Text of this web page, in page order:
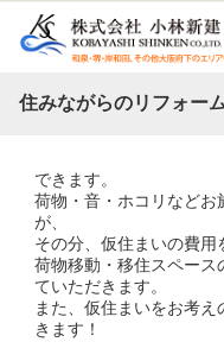
住みながらのリフォー
できます。
荷物・音・ホコリなどお
が、
その分、仮住まいの費用
荷物移動・移住スペー
ていただきます。
また、仮住まいをお考
きます！